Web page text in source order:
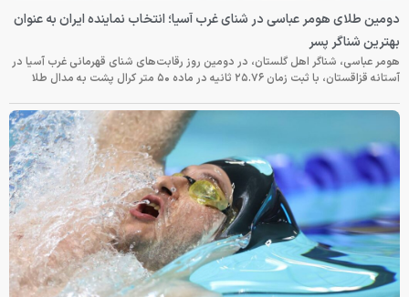
دومین طلای هومر عباسی در شنای غرب آسیا؛ انتخاب نماینده ایران به عنوان
بهترین شناگر پسر
هومر عباسی، شناگر اهل گلستان، در دومین روز رقابت‌های شنای قهرمانی غرب آسیا در
آستانه قزاقستان، با ثبت زمان ۲۵.۷۶ ثانیه در ماده ۵۰ متر کرال پشت به مدال طلا